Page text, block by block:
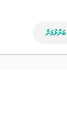
ބަލާލުމަށް